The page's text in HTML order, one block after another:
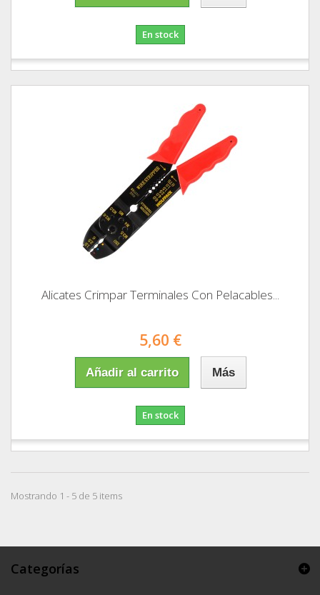
En stock
Alicates Crimpar Terminales Con Pelacables...
5,60 €
Añadir al carrito Más
En stock
Mostrando 1 - 5 de 5 items
Categorías